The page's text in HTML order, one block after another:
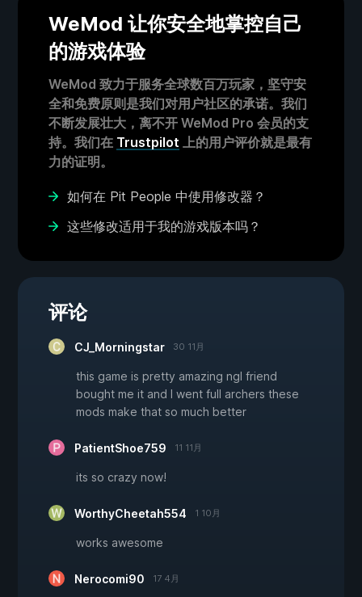
WeMod 让你安全地掌控自己
的游戏体验
WeMod 致力于服务全球数百万玩家，坚守安
全和免费原则是我们对用户社区的承诺。我们
不断发展壮大，离不开 WeMod Pro 会员的支
持。我们在 Trustpilot 上的用户评价就是最有
力的证明。
如何在 Pit People 中使用修改器？
这些修改适用于我的游戏版本吗？
评论
CJ_Morningstar 30 11月
this game is pretty amazing ngl friend
bought me it and I went full archers these
mods make that so much better
PatientShoe759 11 11月
its so crazy now!
WorthyCheetah554 1 10月
works awesome
Nerocomi90 17 4月